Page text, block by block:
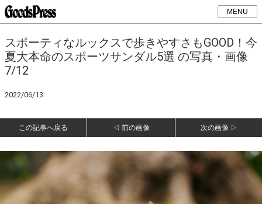
MENU
スポーティなルックスで歩きやすさもGOOD！今
夏大本命のスポーツサンダル5選 の写真・画像
7/12
2022/06/13
この記事へ戻る ◁ 前の画像 次の画像 ▷